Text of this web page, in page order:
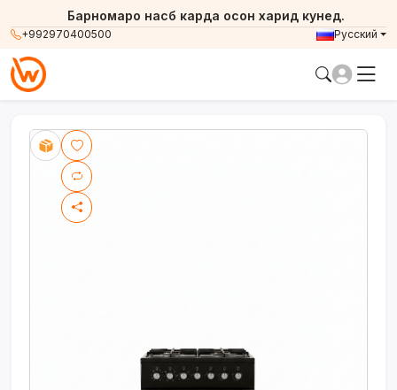
+992970400500
Барномаро насб карда осон харид кунед.
Русский